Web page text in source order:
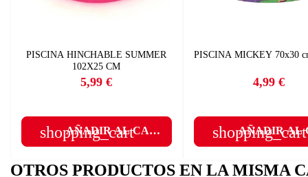
PISCINA HINCHABLE SUMMER
102X25 CM
Precio
5,99 €
shopping_cart
AÑADIR AL CARRITO
PISCINA MICKEY 70x30
Precio
4,99 €
shopping_cart
AÑADIR AL
OTROS PRODUCTOS EN LA MISMA